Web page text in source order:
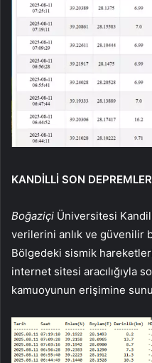
KANDİLLİ SON
Boğaziçi Üniversitesi
verilerini anlık ve güvenilir
Bölgedeki sismik
internet sitesi aracılığıyla
kamuoyunun erişimine